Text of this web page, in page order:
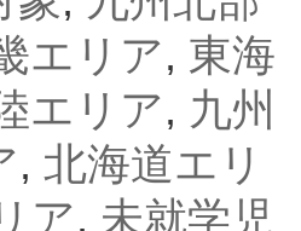
エリア, 東海
エリア, 九州
, 北海道エリ
ア, 未就学児